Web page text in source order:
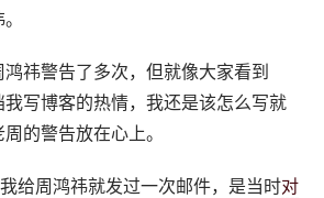
祎警告了多次，但就像大家看到
我写博客的热情，我还是该怎么写就
的警告放在心上。
给周鸿祎就发过一次邮件，是当时对